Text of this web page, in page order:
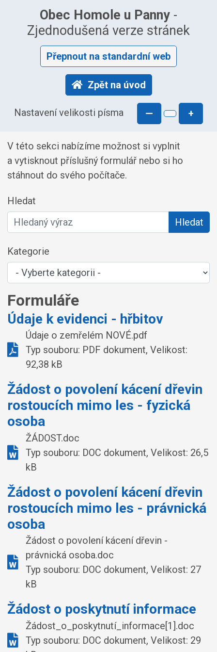
Obec Homole u Panny -
Zjednodušená verze stránek
Přepnout na standardní web
Zpět na úvod
Nastavení velikosti písma — +
V této sekci nabízíme možnost si vyplnit
a vytisknout příslušný formulář nebo si ho
stáhnout do svého počítače.
Hledat
Hledat
Kategorie
Formuláře
Údaje k evidenci - hřbitov
Údaje o zemřelém NOVÉ.pdf
Typ souboru: PDF dokument, Velikost:
92,38 kB
Žádost o povolení kácení dřevin
rostoucích mimo les - fyzická
osoba
ŽÁDOST.doc
Typ souboru: DOC dokument, Velikost: 26,5
kB
Žádost o povolení kácení dřevin
rostoucích mimo les - právnická
osoba
Žádost o povolení kácení dřevin -
právnická osoba.doc
Typ souboru: DOC dokument, Velikost: 27
kB
Žádost o poskytnutí informace
Žádost_o_poskytnutí_informace[1].doc
Typ souboru: DOC dokument, Velikost: 29